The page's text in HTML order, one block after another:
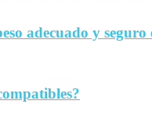
adecuado y seguro